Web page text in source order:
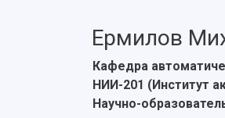
Ермилов
Кафедра
НИИ-201 (Институт
Научно-